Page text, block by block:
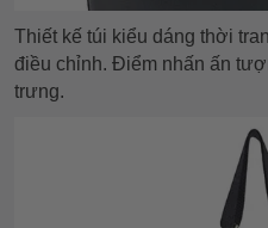
Thiết kế túi kiểu dáng thời
điều chỉnh. Điểm nhấn ấn
trưng.